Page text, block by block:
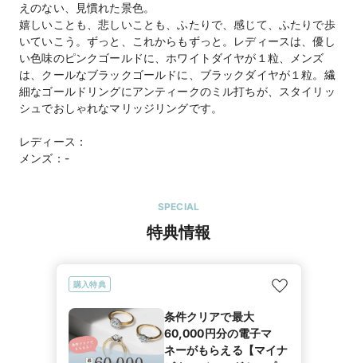
えのない、見慣れた景色。
嬉しいことも、悲しいことも、ふたりで、感じて、ふたりで歩
いていこう。ずっと、これからもずっと。レディースは、優し
い色味のピンクゴールドに、ホワイトダイヤが１粒、メンズ
は、クールなブラックゴールドに、ブラックダイヤが１粒。繊
細なゴールドリングにアンティークのミル打ちが、スタイリッ
シュでおしゃれなマリッジリングです。
レディース：
メンズ：-
SPECIAL
特典情報
購入特典
条件クリアで最大
60,000円分の電子マ
ネーがもらえる【マイナ